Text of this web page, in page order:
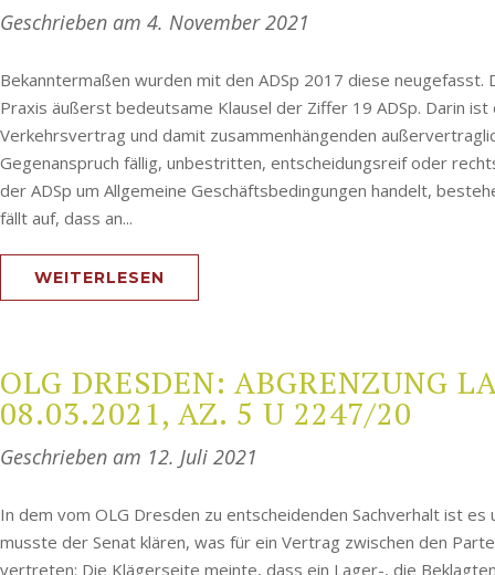
Geschrieben am 4. November 2021
Bekanntermaßen wurden mit den ADSp 2017 diese
Praxis äußerst bedeutsame Klausel der Ziffer 19 ADSp. Darin
Verkehrsvertrag und damit zusammenhängenden
Gegenanspruch fällig, unbestritten, entscheidungsreif oder
der ADSp um Allgemeine Geschäftsbedingungen handelt,
fällt auf, dass an...
WEITERLESEN
OLG DRESDEN: ABGRENZUNG
08.03.2021, AZ. 5 U 2247/20
Geschrieben am 12. Juli 2021
In dem vom OLG Dresden zu entscheidenden Sachverhalt ist
musste der Senat klären, was für ein Vertrag zwischen den
vertreten: Die Klägerseite meinte, dass ein Lager-, die